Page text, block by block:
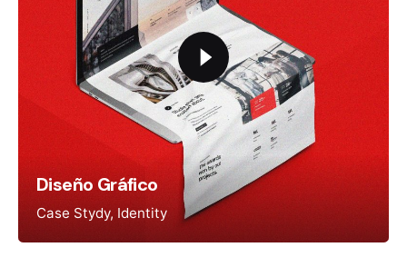
Diseño Gráfico
Case Stydy Identity